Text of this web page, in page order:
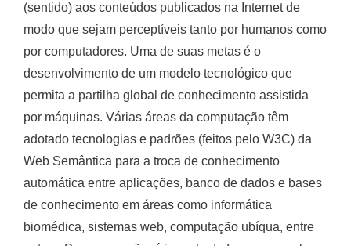
(sentido) aos conteúdos publicados na Internet de
modo que sejam perceptíveis tanto por humanos como
por computadores. Uma de suas metas é o
desenvolvimento de um modelo tecnológico que
permita a partilha global de conhecimento assistida
por máquinas. Várias áreas da computação têm
adotado tecnologias e padrões (feitos pelo W3C) da
Web Semântica para a troca de conhecimento
automática entre aplicações, banco de dados e bases
de conhecimento em áreas como informática
biomédica, sistemas web, computação ubíqua, entre